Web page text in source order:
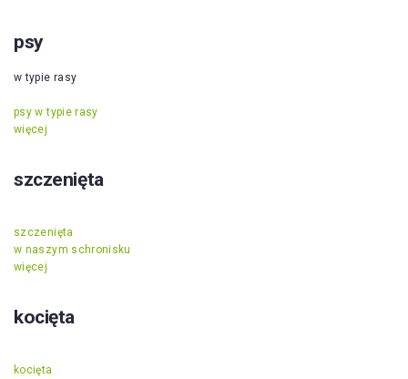
psy
w typie rasy
psy w typie rasy
więcej
szczenięta
szczenięta
w naszym schronisku
więcej
kocięta
kocięta